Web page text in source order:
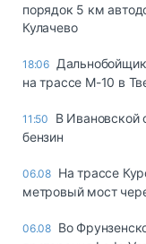
порядок 5 км
Кулачево
18:06
на трассе М-10 в
11:50
В Ивановской
бензин
06.08 На трассе
метровый мост
06.08 Во